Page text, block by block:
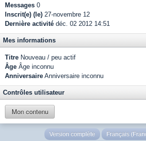
Messages 0
Inscrit(e) (le) 27-novembre 12
Dernière activité déc. 02 2012 14:51
Mes informations
Titre Nouveau / peu actif
Âge Âge inconnu
Anniversaire Anniversaire inconnu
Contrôles utilisateur
Mon contenu
Version complète Français